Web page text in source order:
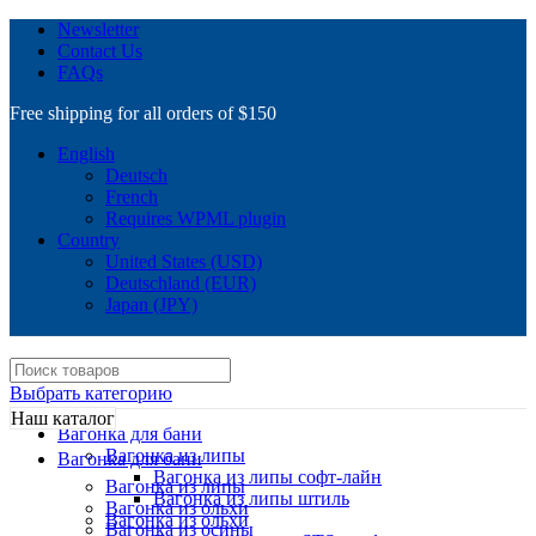
Newsletter
Contact Us
FAQs
Free shipping for all orders of $150
English
Deutsch
French
Requires WPML plugin
Country
United States (USD)
Deutschland (EUR)
Japan (JPY)
Выбрать категорию
Вагонка для бани
Вагонка из липы
Вагонка из липы софт-лайн
Вагонка из липы штиль
Вагонка из ольхи
Наш каталог
Вагонка для бани
Вагонка из липы
Вагонка из ольхи
Вагонка из осины